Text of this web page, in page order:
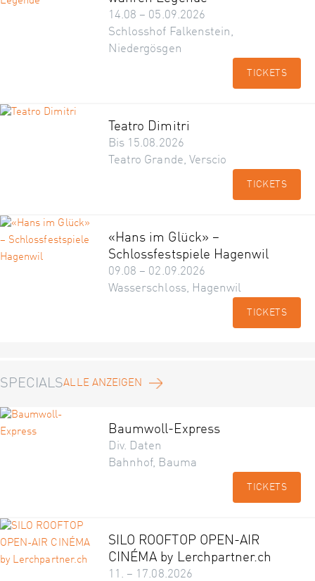
14.08 – 05.09.2026
Schlosshof Falkenstein,
Niedergösgen
TICKETS
Teatro Dimitri
Bis 15.08.2026
Teatro Grande, Verscio
TICKETS
«Hans im Glück» –
Schlossfestspiele Hagenwil
09.08 – 02.09.2026
Wasserschloss, Hagenwil
TICKETS
SPECIALSALLE ANZEIGEN
Baumwoll-Express
Div. Daten
Bahnhof, Bauma
TICKETS
SILO ROOFTOP OPEN-AIR
CINÉMA by Lerchpartner.ch
11. – 17.08.2026